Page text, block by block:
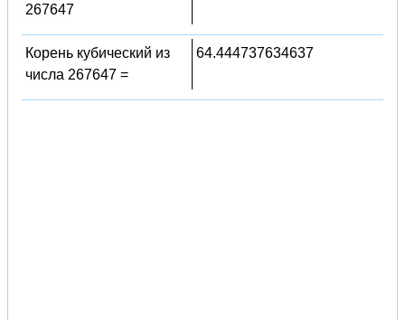
267647
Корень кубический из
числа 267647 =
64.444737634637